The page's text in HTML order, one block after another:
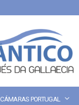
CÁMARAS PORTUGAL